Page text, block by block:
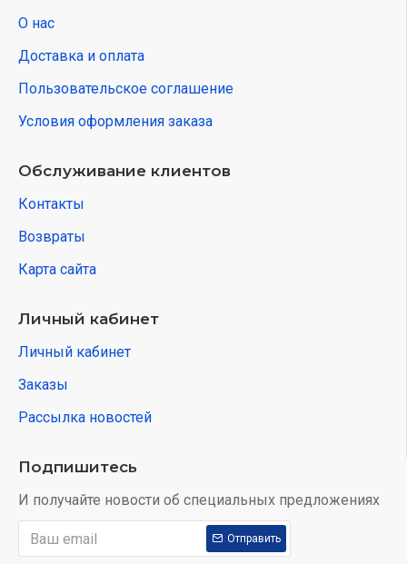
О нас
Доставка и оплата
Пользовательское соглашение
Условия оформления заказа
Обслуживание клиентов
Контакты
Возвраты
Карта сайта
Личный кабинет
Личный кабинет
Заказы
Рассылка новостей
Подпишитесь
И получайте новости об специальных предложениях
Отправить